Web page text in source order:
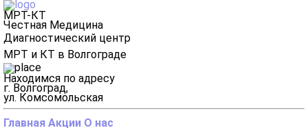
МРТ-КТ
Честная Медицина
Диагностический центр
МРТ и КТ в Волгограде
Находимся по адресу
г. Волгоград,
ул. Комсомольская
Главная Акции О нас